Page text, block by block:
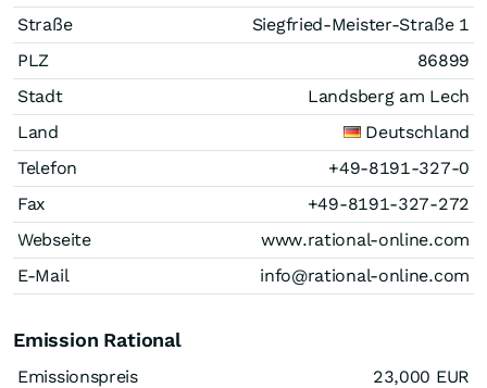
Straße
Siegfried-Meister-Straße 1
PLZ
86899
Stadt
Landsberg am Lech
Land
Deutschland
Telefon
+49-8191-327-0
Fax
+49-8191-327-272
Webseite
www.rational-online.com
E-Mail
info@rational-online.com
Emission Rational
Emissionspreis 23,000 EUR